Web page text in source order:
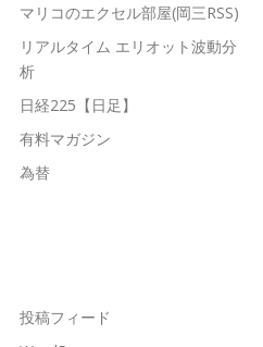
マリコのエクセル部屋(岡三RSS)
リアルタイム エリオット波動分
析
日経225【日足】
有料マガジン
為替
投稿フィード